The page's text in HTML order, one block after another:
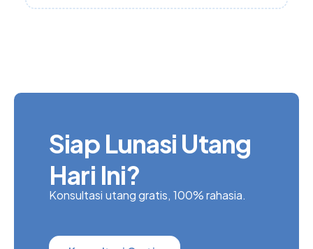
Siap Lunasi Utang
Hari Ini?
Konsultasi utang gratis, 100% rahasia.